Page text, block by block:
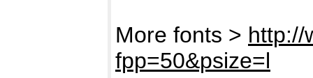
More fonts > http://
fpp=50&psize=l